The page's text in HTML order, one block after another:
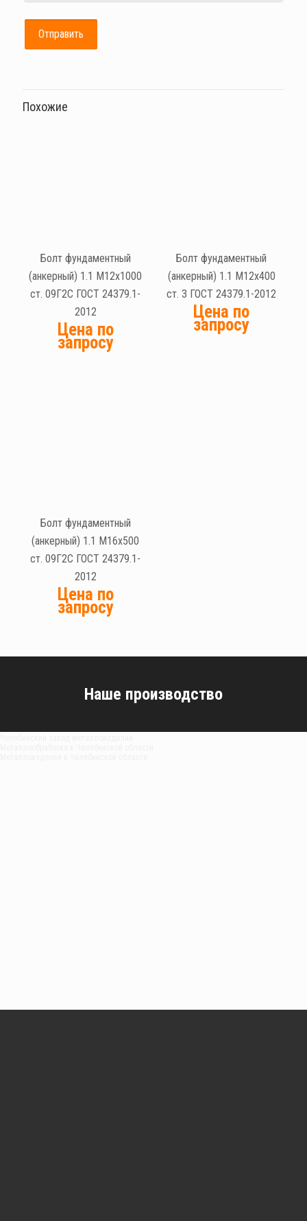
Похожие
Болт фундаментный
(анкерный) 1.1 М12х1000
ст. 09Г2С ГОСТ 24379.1-
2012
Цена по
запросу
Болт фундаментный
(анкерный) 1.1 М12х400
ст. 3 ГОСТ 24379.1-2012
Цена по
запросу
Болт фундаментный
(анкерный) 1.1 М16х500
ст. 09Г2С ГОСТ 24379.1-
2012
Цена по
запросу
Наше производство